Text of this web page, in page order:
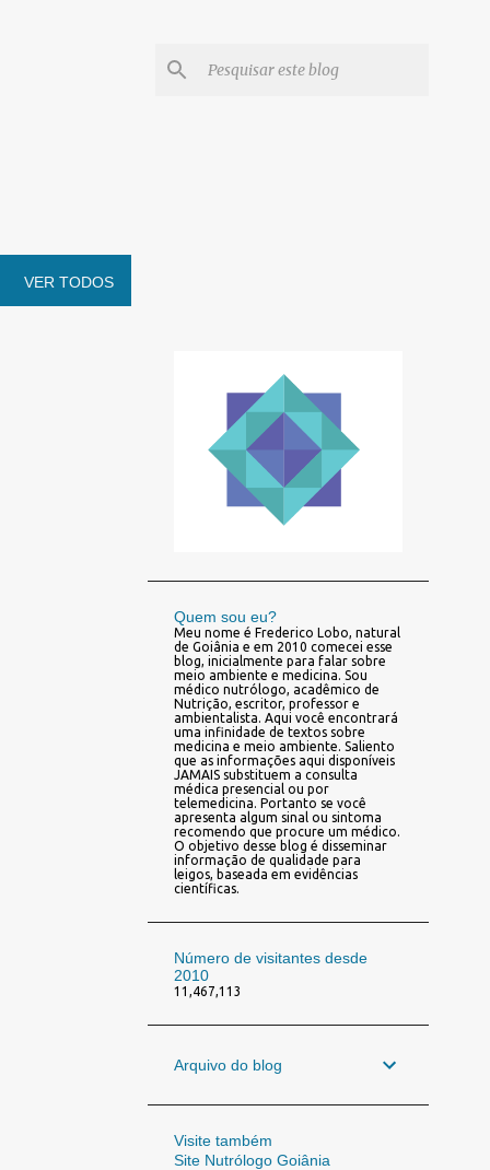
VER TODOS
Quem sou eu?
Meu nome é Frederico Lobo, natural
de Goiânia e em 2010 comecei esse
blog, inicialmente para falar sobre
meio ambiente e medicina. Sou
médico nutrólogo, acadêmico de
Nutrição, escritor, professor e
ambientalista. Aqui você encontrará
uma infinidade de textos sobre
medicina e meio ambiente. Saliento
que as informações aqui disponíveis
JAMAIS substituem a consulta
médica presencial ou por
telemedicina. Portanto se você
apresenta algum sinal ou sintoma
recomendo que procure um médico.
O objetivo desse blog é disseminar
informação de qualidade para
leigos, baseada em evidências
científicas.
Número de visitantes desde
2010
11,467,113
Arquivo do blog
Visite também
Site Nutrólogo Goiânia